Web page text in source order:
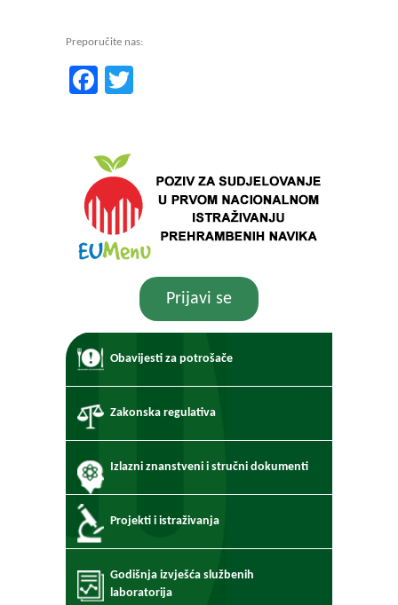
Preporučite nas:
Facebook
Prijavi se
Obavijesti za potrošače
Zakonska regulativa
Izlazni znanstveni i stručni dokumenti
Projekti i istraživanja
Godišnja izvješća službenih
laboratorija